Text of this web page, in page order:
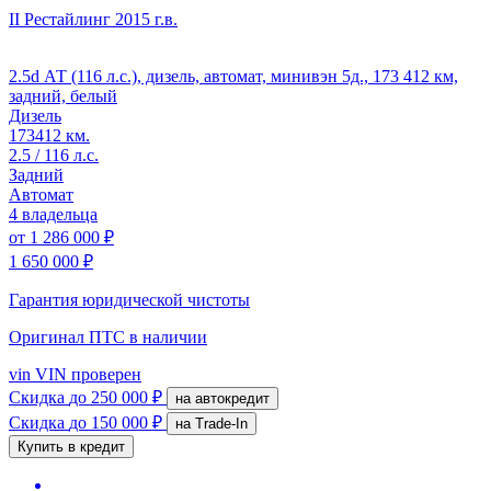
II Рестайлинг 2015 г.в.
2.5d АТ (116 л.с.), дизель, автомат, минивэн 5д., 173 412 км,
задний, белый
Дизель
173412 км.
2.5 / 116 л.с.
Задний
Автомат
4 владельца
от 1 286 000 ₽
1 650 000 ₽
Гарантия юридической чистоты
Оригинал ПТС в наличии
vin VIN проверен
Скидка до 250 000 ₽ на автокредит
Скидка до 150 000 ₽
на Trade-In
Купить в кредит